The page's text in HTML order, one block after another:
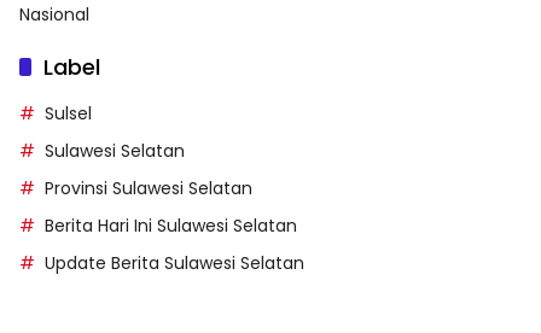
Nasional
Label
Sulsel
Sulawesi Selatan
Provinsi Sulawesi Selatan
Berita Hari Ini Sulawesi Selatan
Update Berita Sulawesi Selatan